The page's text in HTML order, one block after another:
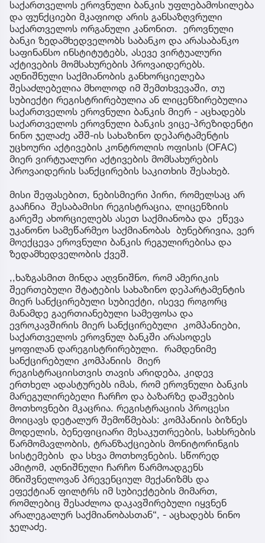
საქართველოს ეროვნული ბანკის უფლებამოსილება
და ფუნქციები მკაფიოდ არის განსაზღვრული
საქართველოს ორგანული კანონით. ეროვნული
ბანკი ზედამხედველობს საბანკო და არასაბანკო
საფინანსო ინსტიტუტებს, ასევე ვირტუალური
აქტივების მომსახურების პროვაიდერებს.
აღნიშნული საქმიანობის განხორციელება
შესაძლებელია მხოლოდ იმ შემთხვევაში, თუ
სუბიექტი რეგისტრირებულია ან ლიცენზირებულია
საქართველოს ეროვნული ბანკის მიერ - აცხადებს
საქართველოს ეროვნული ბანკის ვიცე-პრეზიდენტი
ნინო ჯელაძე აშშ-ის სახაზინო დეპარტამენტის
უცხოური აქტივების კონტროლის ოფისის (OFAC)
მიერ ვირტუალური აქტივების მომსახურების
პროვაიდერის სანქცირების საკითხის შესახებ.
მისი შეფასებით, ნებისმიერი პირი, რომელსაც არ
გააჩნია შესაბამისი რეგისტრაცია, ლიცენზიის
გარეშე ახორციელებს ასეთ საქმიანობა და ეწევა
უკანონო სამეწარმეო საქმიანობას ბუნებრივია, ვერ
მოექცევა ეროვნული ბანკის რეგულირებისა და
ზედამხედველობის ქვეშ.
,,ხაზგასმით მინდა აღვნიშნო, რომ ამერიკის
შეერთებული შტატების სახაზინო დეპარტამენტის
მიერ სანქცირებული სუბიექტი, ისევე როგორც
მანამდე გაერთიანებული სამეფოსა და
ევროკავშირის მიერ სანქცირებული კომპანიები,
საქართველოს ეროვნულ ბანკში არასოდეს
ყოფილან დარეგისტრირებული. რამდენიმე
სანქცირებული კომპანიის მიერ
რეგისტრაციისთვის თავის არიდება, კიდევ
ერთხელ ადასტურებს იმას, რომ ეროვნული ბანკის
მარეგულირებელი ჩარჩო და ბაზარზე დაშვების
მოთხოვნები მკაცრია. რეგისტრაციის პროცესი
მოიცავს დეტალურ შემოწმებას: კომპანიის ბიზნეს
მოდელის, ბენეფიციარი მესაკუთრეების, სახსრების
წარმომავლობის, ტრანზაქციების მონიტორინგის
სისტემების და სხვა მოთხოვნების. სწორედ
ამიტომ, აღნიშნული ჩარჩო წარმოადგენს
მნიშვნელოვან პრევენციულ მექანიზმს და
ეფექტიან ფილტრს იმ სუბიექტების მიმართ,
რომლებიც შესაძლოა დაკავშირებული იყვნენ
არალეგალურ საქმიანობასთან“, - აცხადებს ნინო
ჯელაძე.